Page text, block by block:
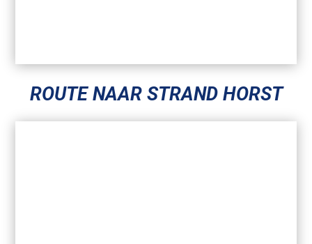
ROUTE NAAR STRAND HORST